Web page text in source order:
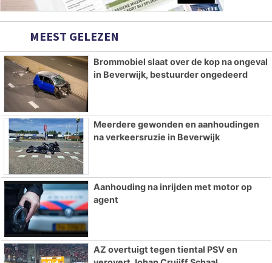
MEEST GELEZEN
Brommobiel slaat over de kop na ongeval
in Beverwijk, bestuurder ongedeerd
Meerdere gewonden en aanhoudingen
na verkeersruzie in Beverwijk
Aanhouding na inrijden met motor op
agent
AZ overtuigt tegen tiental PSV en